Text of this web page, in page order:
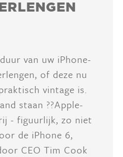
van uw iPhone-
of deze nu
vintage is.
staan ??Apple-
- figuurlijk, zo niet
de iPhone 6,
CEO Tim Cook